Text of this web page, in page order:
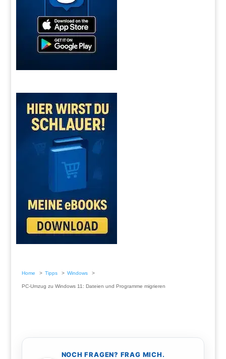
Home Tipps Windows
PC-Umzug zu Windows 11: Dateien und Programme migrieren
NOCH FRAGEN? FRAG MICH.